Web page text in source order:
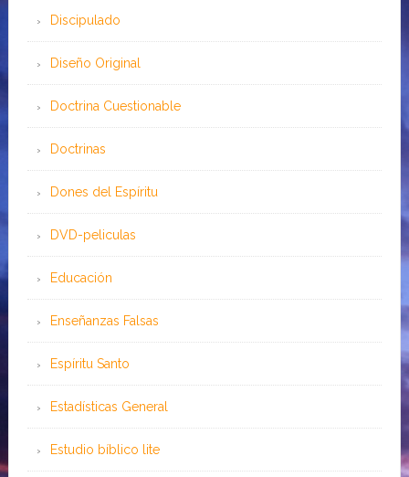
Discipulado
Diseño Original
Doctrina Cuestionable
Doctrinas
Dones del Espíritu
DVD-peliculas
Educación
Enseñanzas Falsas
Espíritu Santo
Estadísticas General
Estudio bíblico lite